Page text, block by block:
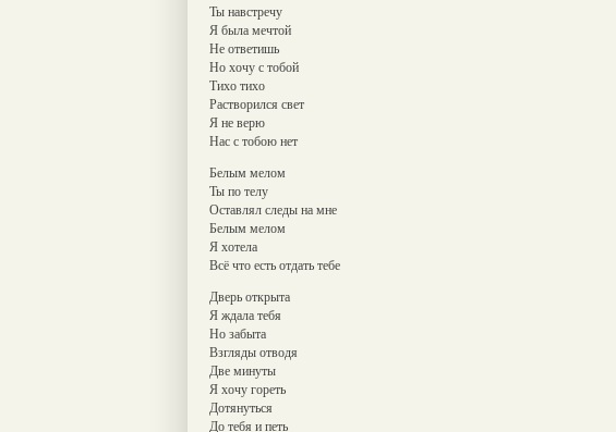
Ты навстречу
Я была мечтой
Не ответишь
Но хочу с тобой
Тихо тихо
Растворился свет
Я не верю
Нас с тобою нет
Белым мелом
Ты по телу
Оставлял следы на мне
Белым мелом
Я хотела
Всё что есть отдать тебе
Дверь открыта
Я ждала тебя
Но забыта
Взгляды отводя
Две минуты
Я хочу гореть
Дотянуться
До тебя и петь